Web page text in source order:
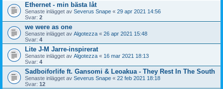
Ethernet - min bästa låt
Senaste inlägget av Severus Snape « 29 apr 2021 14:56
Svar: 2
we were as one
Senaste inlägget av Algotezza « 26 apr 2021 15:48
Svar: 4
Lite J-M Jarre-inspirerat
Senaste inlägget av Algotezza « 16 mar 2021 18:13
Svar: 4
Sadboiforlife ft. Gansomi & Leoakua - They Rest In The South
Senaste inlägget av Severus Snape « 22 feb 2021 18:18
Svar: 12